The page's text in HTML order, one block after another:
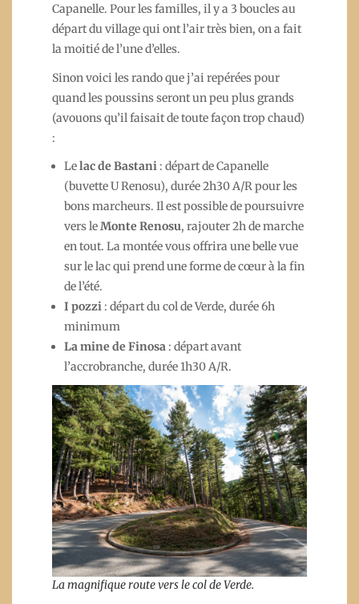
Capanelle. Pour les familles, il y a 3 boucles au
départ du village qui ont l’air très bien, on a fait
la moitié de l’une d’elles.
Sinon voici les rando que j’ai repérées pour
quand les poussins seront un peu plus grands
(avouons qu’il faisait de toute façon trop chaud)
:
Lelac de Bastani : départ de Capanelle
(buvette U Renosu), durée 2h30 A/R pour les
bons marcheurs. Il est possible de poursuivre
vers leMonte Renosu, rajouter 2h de marche
en tout. La montée vous offrira une belle vue
sur le lac qui prend une forme de cœur à la fin
de l’été.
I pozzi : départ du col de Verde, durée 6h
minimum
La mine de Finosa : départ avant
l’accrobranche, durée 1h30 A/R.
La magnifique route vers le col de Verde.